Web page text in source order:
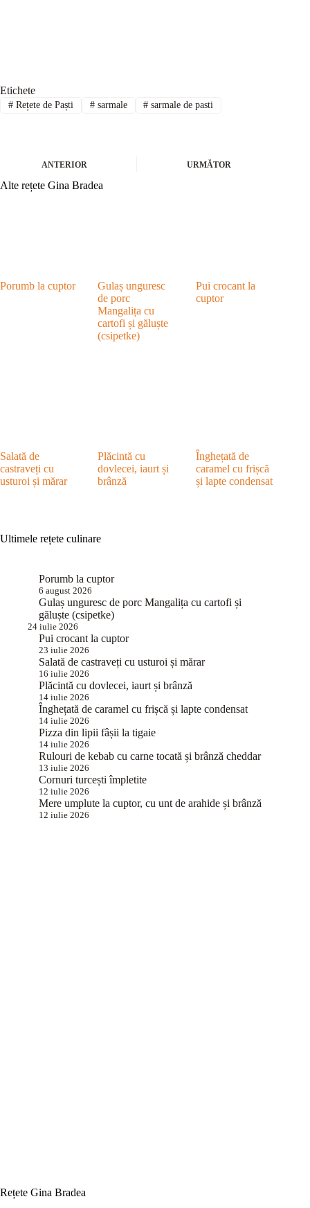
Etichete
#Rețete de Paști #sarmale # sarmale de pasti
ANTERIOR URMĂTOR
Alte rețete Gina Bradea
Porumb la cuptor
Gulaș unguresc
de porc
Mangalița cu
cartofi și găluște
(csipetke)
Pui crocant la
cuptor
Salată de
castraveți cu
usturoi și mărar
Plăcintă cu
dovlecei, iaurt și
brânză
Înghețată de
caramel cu frișcă
și lapte condensat
Ultimele rețete culinare
Porumb la cuptor
6 august 2026
Gulaș unguresc de porc Mangalița cu cartofi și
găluște (csipetke)
24 iulie 2026
Pui crocant la cuptor
23 iulie 2026
Salată de castraveți cu usturoi și mărar
16 iulie 2026
Plăcintă cu dovlecei, iaurt și brânză
14 iulie 2026
Înghețată de caramel cu frișcă și lapte condensat
14 iulie 2026
Pizza din lipii fâșii la tigaie
14 iulie 2026
Rulouri de kebab cu carne tocată și brânză cheddar
13 iulie 2026
Cornuri turcești împletite
12 iulie 2026
Mere umplute la cuptor, cu unt de arahide și brânză
12 iulie 2026
Rețete Gina Bradea